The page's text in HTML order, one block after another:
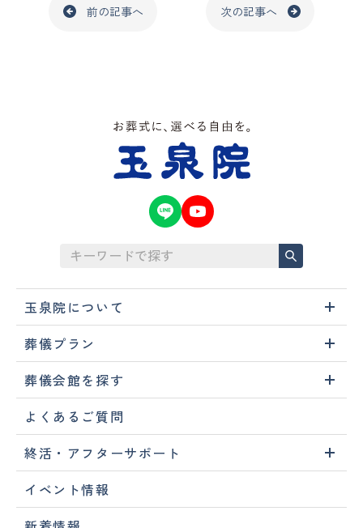
前の記事へ 次の記事へ
玉泉院について
葬儀プラン
葬儀会館を探す
よくあるご質問
終活・アフターサポート
イベント情報